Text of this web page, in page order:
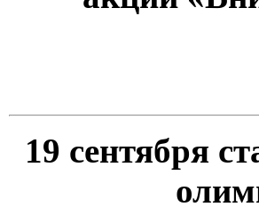
19 сентября